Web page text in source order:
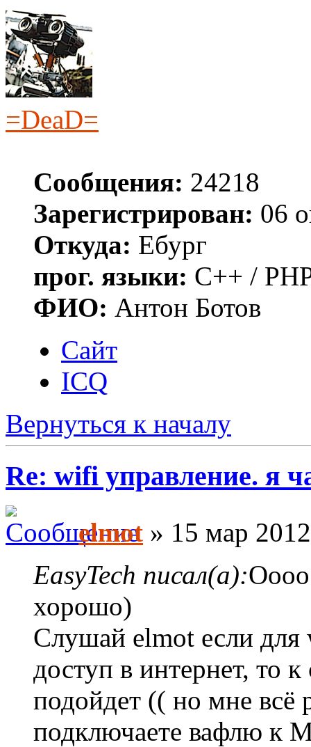
=DeaD=
Сообщения: 24218
Зарегистрирован: 06
Откуда: Ебург
прог. языки: C++ /
ФИО: Антон Ботов
Сайт
ICQ
Вернуться к началу
Re: wifi управление. я
elmot » 15 мар
EasyTech писал(а):Оооо
хорошо)
Слушай elmot если
доступ в интернет, то
подойдет (( но мне всё
подключаете вафлю к